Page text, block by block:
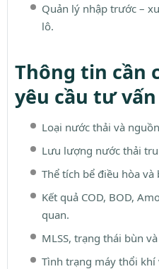
Quản lý nhập trước –
lô.
Thông tin cần
yêu cầu tư vấn
Loại nước thải và
Lưu lượng nước thải
Thể tích bể điều hòa và
Kết quả COD, BOD,
quan.
MLSS, trạng thái bùn
Tình trạng máy thổi khí